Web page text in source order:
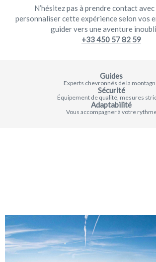
N’hésitez pas à prendre contact
personnaliser cette expérience selon vos
guider vers une aventure
+33 450 57 82 59
Guides
Experts chevronnés de la
Sécurité
Équipement de qualité, mesures
Adaptabilité
Vous accompagner à votre